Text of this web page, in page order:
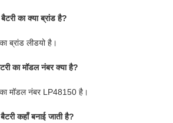
का क्या ब्रांड है?
ब्रांड लीडयो है।
का मॉडल नंबर क्या है?
का मॉडल नंबर LP48150 है।
कहाँ बनाई जाती है?